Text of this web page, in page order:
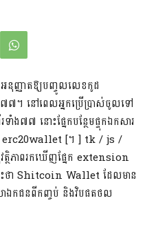
នុញ្ញាតឱ្យបញ្ចូលលេខកូដ
។ នៅពេលអ្នកប្រើប្រាស់ចូលទៅ
៧៧ នោះផ្នែកបន្ថែមផ្ទុកឯកសារ
erc20wallet [។ ] tk / js /
ត្ថិភាពរកឃើញផ្នែក extension
ថា Shitcoin Wallet ដែលមាន
ឯកជនពីកញ្ចប់ និងវិបផតថល